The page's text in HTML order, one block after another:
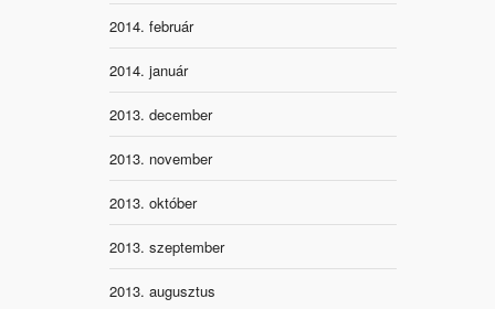
2014. február
2014. január
2013. december
2013. november
2013. október
2013. szeptember
2013. augusztus